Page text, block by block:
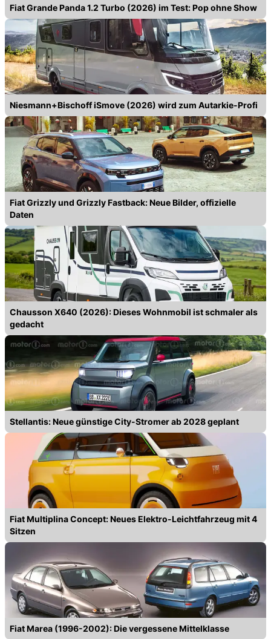
Fiat Grande Panda 1.2 Turbo (2026) im Test: Pop ohne Show
Niesmann+Bischoff iSmove (2026) wird zum Autarkie-Profi
Fiat Grizzly und Grizzly Fastback: Neue Bilder, offizielle
Daten
Chausson X640 (2026): Dieses Wohnmobil ist schmaler als
gedacht
Stellantis: Neue günstige City-Stromer ab 2028 geplant
Fiat Multiplina Concept: Neues Elektro-Leichtfahrzeug mit 4
Sitzen
Fiat Marea (1996-2002): Die vergessene Mittelklasse